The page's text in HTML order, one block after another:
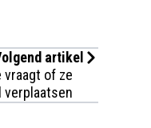
artikel
of ze
verplaatsen